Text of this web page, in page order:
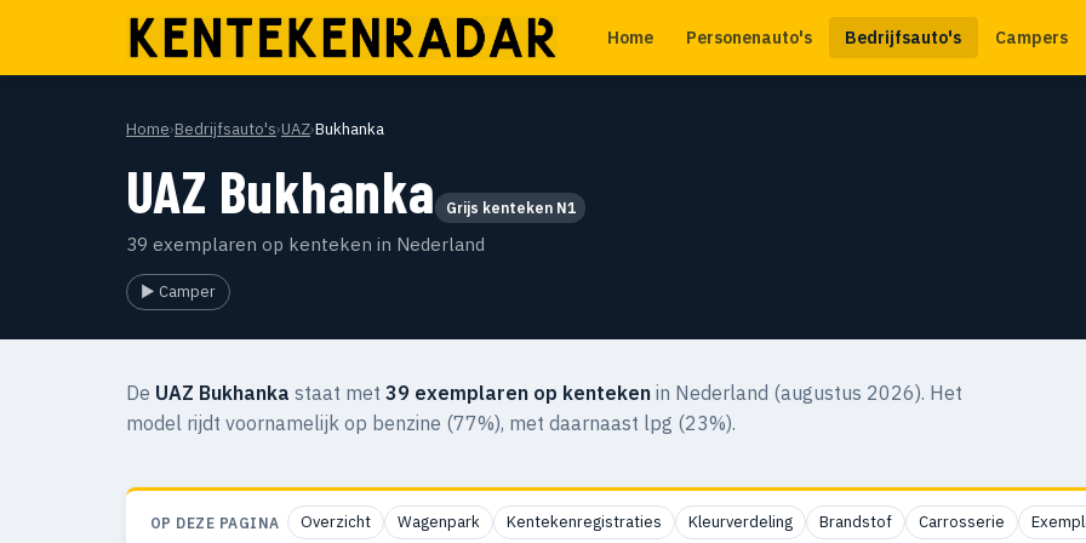
Home Personenauto's Bedrijfsauto's Campers
Home›Bedrijfsauto's›UAZ›Bukhanka
UAZ Bukhanka Grijs kenteken N1
39 exemplaren op kenteken in Nederland
▶ Camper
De UAZ Bukhanka staat met 39 exemplaren op kenteken in Nederland (augustus 2026). Het
model rijdt voornamelijk op benzine (77%), met daarnaast lpg (23%).
OP DEZE PAGINA Overzicht Wagenpark Kentekenregistraties Kleurverdeling Brandstof Carrosserie